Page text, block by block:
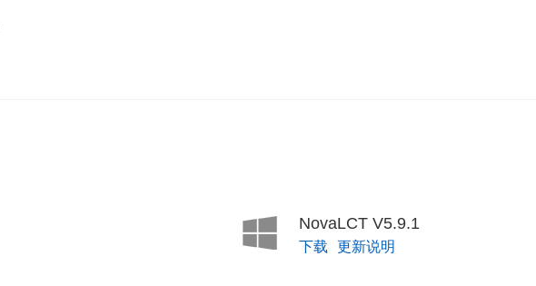
NovaLCT V5.9.1
下载 更新说明